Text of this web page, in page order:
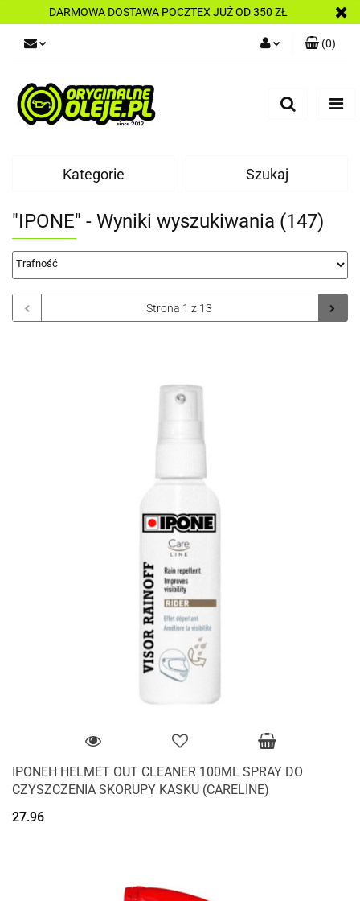
DARMOWA DOSTAWA POCZTEX JUŻ OD 350 ZŁ
(0)
Kategorie Szukaj
"IPONE" - Wyniki wyszukiwania (147)
IPONEH HELMET OUT CLEANER 100ML SPRAY DO
CZYSZCZENIA SKORUPY KASKU (CARELINE)
27.96